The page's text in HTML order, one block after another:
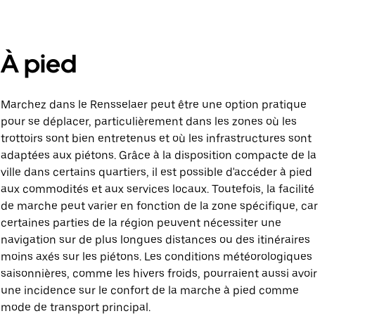
À pied
Marchez dans le Rensselaer peut être une option pratique
pour se déplacer, particulièrement dans les zones où les
trottoirs sont bien entretenus et où les infrastructures sont
adaptées aux piétons. Grâce à la disposition compacte de la
ville dans certains quartiers, il est possible d'accéder à pied
aux commodités et aux services locaux. Toutefois, la facilité
de marche peut varier en fonction de la zone spécifique, car
certaines parties de la région peuvent nécessiter une
navigation sur de plus longues distances ou des itinéraires
moins axés sur les piétons. Les conditions météorologiques
saisonnières, comme les hivers froids, pourraient aussi avoir
une incidence sur le confort de la marche à pied comme
mode de transport principal.